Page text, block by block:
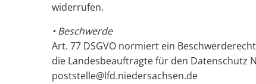
widerrufen.
• Beschwerde
Art. 77 DSGVO normiert ein
die Landesbeauftragte für den Datenschutz
poststelle@lfd.niedersachsen.de